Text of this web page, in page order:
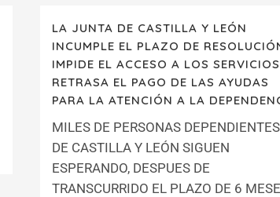
LA JUNTA DE CASTILLA Y LEÓN
INCUMPLE EL PLAZO DE
IMPIDE EL ACCESO A LOS
RETRASA EL PAGO DE LAS AYUDAS
PARA LA ATENCIÓN A LA
MILES DE PERSONAS DEPENDIENTES
DE CASTILLA Y LEÓN SIGUEN
ESPERANDO, DESPUES DE
TRANSCURRIDO EL PLAZO DE 6